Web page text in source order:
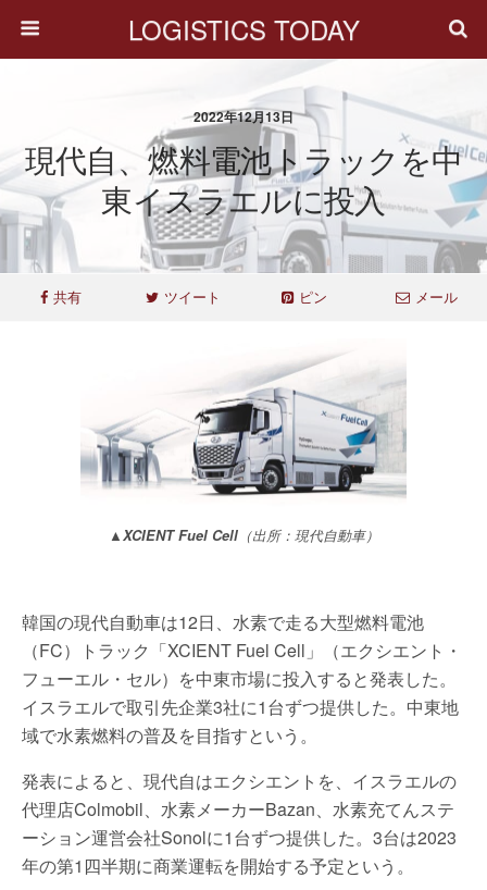
LOGISTICS TODAY
2022年12月13日
現代自、燃料電池トラックを中
東イスラエルに投入
共有 ツイート ピン メール
▲XCIENT Fuel Cell（出所：現代自動車）
韓国の現代自動車は12日、水素で走る大型燃料電池
（FC）トラック「XCIENT Fuel Cell」（エクシエント・
フューエル・セル）を中東市場に投入すると発表した。
イスラエルで取引先企業3社に1台ずつ提供した。中東地
域で水素燃料の普及を目指すという。
発表によると、現代自はエクシエントを、イスラエルの
代理店Colmobil、水素メーカーBazan、水素充てんステ
ーション運営会社Sonolに1台ずつ提供した。3台は2023
年の第1四半期に商業運転を開始する予定という。